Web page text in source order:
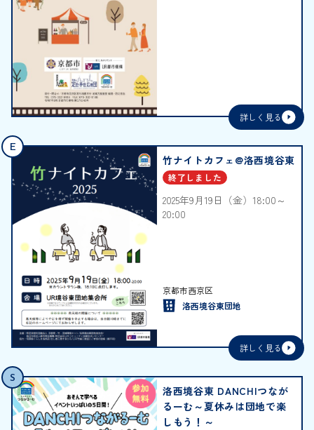
詳しく見る
E
竹ナイトカフェ@洛西境谷東
終了しました
2025年9月19日（金）18:00～
20:00
京都市西京区
洛西境谷東団地
詳しく見る
S
洛西境谷東 DANCHIつなが
るーむ～夏休みは団地で楽
しもう！～